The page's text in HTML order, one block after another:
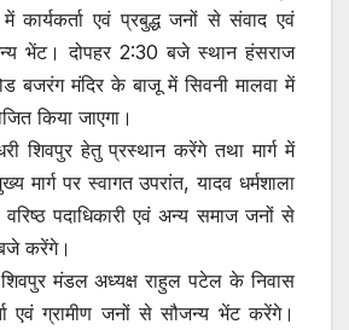
कार्यकर्ता एवं प्रबुद्ध जनों से संवाद एवं
भेंट। दोपहर 2:30 बजे स्थान हंसराज
बजरंग मंदिर के बाजू में सिवनी मालवा में
किया जाएगा।
शिवपुर हेतु प्रस्थान करेंगे तथा मार्ग में
मार्ग पर स्वागत उपरांत, यादव धर्मशाला
पदाधिकारी एवं अन्य समाज जनों से
करेंगे।
मंडल अध्यक्ष राहुल पटेल के निवास
एवं ग्रामीण जनों से सौजन्य भेंट करेंगे।